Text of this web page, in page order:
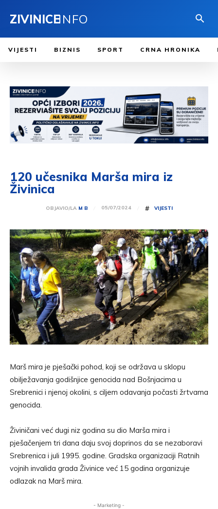
ZIVINICEINFO
VIJESTI BIZNIS SPORT CRNA HRONIKA
120 učesnika Marša mira iz
Živinica
OBJAVIO/LA M B 05/07/2024 # VIJESTI
Marš mira je pješački pohod, koji se održava u sklopu
obilježavanja godišnjice genocida nad Bošnjacima u
Srebrenici i njenoj okolini, s ciljem odavanja počasti žrtvama
genocida.
Živiničani već dugi niz godina su dio Marša mira i
pješačenjem tri dana daju svoj doprinos da se nezaboravi
Srebrenica i juli 1995. godine. Gradska organizaciji Ratnih
vojnih invalida grada Živinice već 15 godina organizuje
odlazak na Marš mira.
- Marketing -